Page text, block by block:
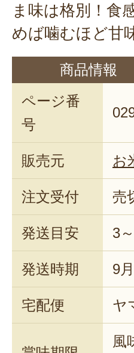
ま味は格別！食
めば噛むほど甘
商品情報
ページ番
号
販売元 お
注文受付 売
発送目安 3
発送時期 9
宅配便 ヤ
風